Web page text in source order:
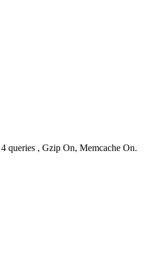
queries , Gzip On, Memcache On.